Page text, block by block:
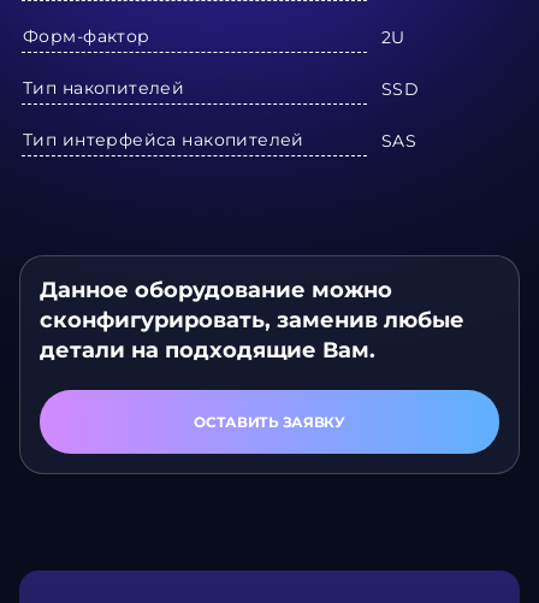
Форм-фактор 2U
Тип накопителей SSD
Тип интерфейса накопителей SAS
Данное оборудование можно
сконфигурировать, заменив любые
детали на подходящие Вам.
ОСТАВИТЬ ЗАЯВКУ